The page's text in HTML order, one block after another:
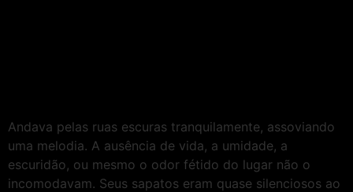
Andava pelas ruas escuras tranquilamente, assoviando
uma melodia. A ausência de vida, a umidade, a
escuridão, ou mesmo o odor fétido do lugar não o
incomodavam. Seus sapatos eram quase silenciosos ao